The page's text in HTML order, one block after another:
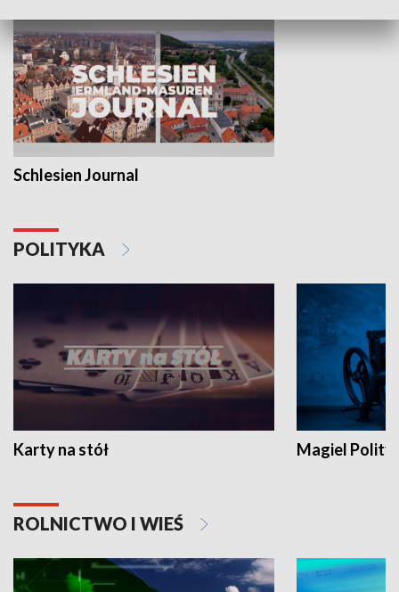
Schlesien Journal
POLITYKA
Karty na stół Magiel
ROLNICTWO I WIEŚ